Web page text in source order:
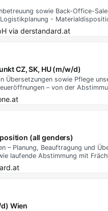
sowie Back-Office-
-
via derstandard.at
CZ, SK, HU (m/w/d)
Übersetzungen sowie Pflege
– von der
(all genders)
– Planung, Beauftragung und
laufende Abstimmung mit
Wien